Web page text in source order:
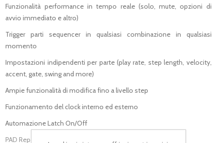
Funzionalità performance in tempo reale (solo, mute, opzioni di
avvio immediato e altro)
Trigger parti sequencer in qualsiasi combinazione in qualsiasi
momento
Impostazioni indipendenti per parte (play rate, step length, velocity,
accent, gate, swing and more)
Ampie funzionalità di modifica fino a livello step
Funzionamento del clock interno ed esterno
Automazione Latch On/Off
PAD Repeat Engine